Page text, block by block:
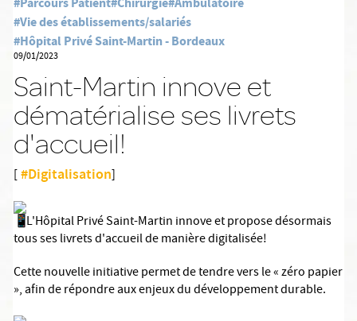
#Vie des établissements/salariés
#Hôpital Privé Saint-Martin - Bordeaux
09/01/2023
Saint-Martin innove et
dématérialise ses livrets
d'accueil!
[#Digitalisation]
L'Hôpital Privé Saint-Martin innove et propose désormais
tous ses livrets d'accueil de manière digitalisée!
Cette nouvelle initiative permet de tendre vers le « zéro papier
», afin de répondre aux enjeux du développement durable.